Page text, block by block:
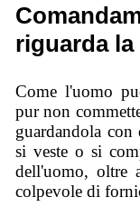
riguarda
Come l'uomo
pur non
guardandola con
si veste o si
dell'uomo, oltre
colpevole di